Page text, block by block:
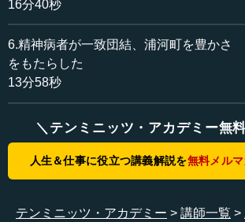
す。今は１５０人ほど一緒に暮らしてい
ョンとか一軒家などに分散して、浦河町
す。
一にミーティング、二に飯より前にミ
ったような合言葉で、とにかく皆集まっ
するわけです。何か自分が困ったことが
うのですね。そうすると、皆がそのミー
当に適当なことを言うわけです。一生懸
す。これは、自分がそのミーティングで
16分40秒
6.精神病者が一致団結、浦河町を豊かさ
をもたらした
13分58秒
＼テンミニッツ・アカデミー無
人生＆仕事に役立つ講義解説を無料メル
テンミニッツ・アカデミー 講師一覧